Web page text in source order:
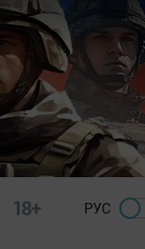
18+ РУС